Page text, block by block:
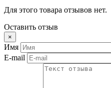
Для этого товара отзывов нет.
Оставить отзыв
×
Имя
E-mail